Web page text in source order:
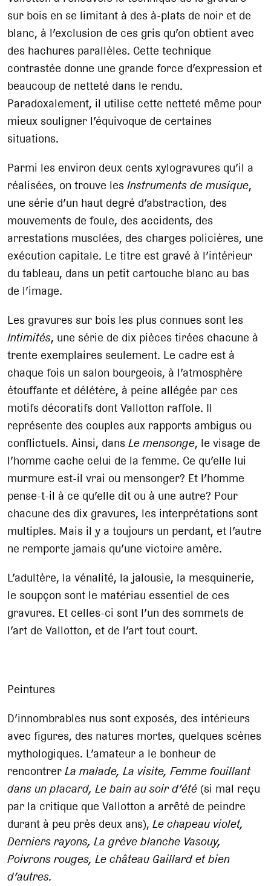
sur bois en se limitant à des à-plats de noir et de
blanc, à l’exclusion de ces gris qu’on obtient avec
des hachures parallèles. Cette technique
contrastée donne une grande force d’expression et
beaucoup de netteté dans le rendu.
Paradoxalement, il utilise cette netteté même pour
mieux souligner l’équivoque de certaines
situations.
Parmi les environ deux cents xylogravures qu’il a
réalisées, on trouve lesInstruments de musique,
une série d’un haut degré d’abstraction, des
mouvements de foule, des accidents, des
arrestations musclées, des charges policières, une
exécution capitale. Le titre est gravé à l’intérieur
du tableau, dans un petit cartouche blanc au bas
de l’image.
Les gravures sur bois les plus connues sont les
Intimités, une série de dix pièces tirées chacune à
trente exemplaires seulement. Le cadre est à
chaque fois un salon bourgeois, à l’atmosphère
étouffante et délétère, à peine allégée par ces
motifs décoratifs dont Vallotton raffole. Il
représente des couples aux rapports ambigus ou
conflictuels. Ainsi, dansLe mensonge, le visage de
l’homme cache celui de la femme. Ce qu’elle lui
murmure est-il vrai ou mensonger? Et l’homme
pense-t-il à ce qu’elle dit ou à une autre? Pour
chacune des dix gravures, les interprétations sont
multiples. Mais il y a toujours un perdant, et l’autre
ne remporte jamais qu’une victoire amère.
L’adultère, la vénalité, la jalousie, la mesquinerie,
le soupçon sont le matériau essentiel de ces
gravures. Et celles-ci sont l’un des sommets de
l’art de Vallotton, et de l’art tout court.
Peintures
D’innombrables nus sont exposés, des intérieurs
avec figures, des natures mortes, quelques scènes
mythologiques. L’amateur a le bonheur de
rencontrerLa malade, La visite, Femme fouillant
dans un placard, Le bain au soir d’été (si mal reçu
par la critique que Vallotton a arrêté de peindre
durant à peu près deux ans),Le chapeau violet,
Derniers rayons, La grève blanche Vasouy,
Poivrons rouges, Le château Gaillard et bien
d’autres.